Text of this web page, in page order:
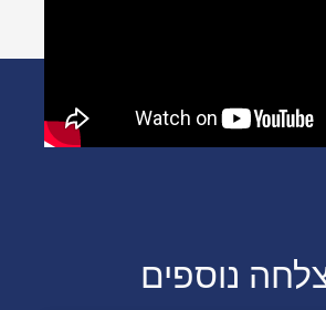
נוספים